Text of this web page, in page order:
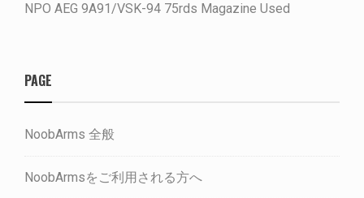
NPO AEG 9A91/VSK-94 75rds Magazine Used
PAGE
NoobArms 全般
NoobArmsをご利用される方へ